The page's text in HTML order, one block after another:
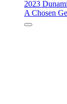
2023
A Chosen